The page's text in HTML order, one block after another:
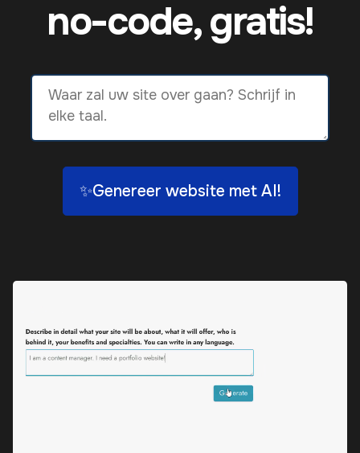
no-code, gratis!
✨Genereer website met AI!